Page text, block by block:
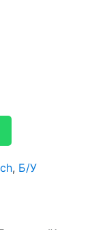
, Б/У